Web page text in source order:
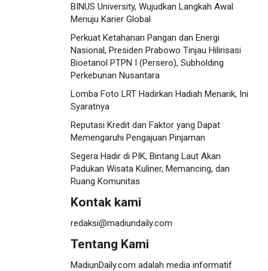
BINUS University, Wujudkan Langkah Awal
Menuju Karier Global
Perkuat Ketahanan Pangan dan Energi
Nasional, Presiden Prabowo Tinjau Hilirisasi
Bioetanol PTPN I (Persero), Subholding
Perkebunan Nusantara
Lomba Foto LRT Hadirkan Hadiah Menarik, Ini
Syaratnya
Reputasi Kredit dan Faktor yang Dapat
Memengaruhi Pengajuan Pinjaman
Segera Hadir di PIK, Bintang Laut Akan
Padukan Wisata Kuliner, Memancing, dan
Ruang Komunitas
Kontak kami
redaksi@madiundaily.com
Tentang Kami
MadiunDaily.com adalah media informatif